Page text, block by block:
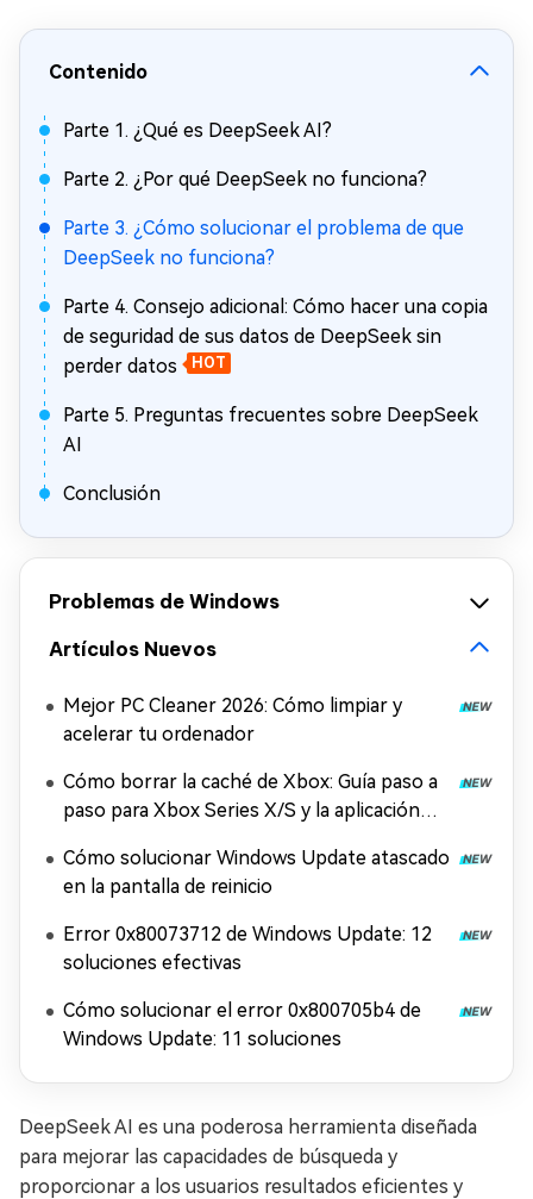
Contenido
Parte 1. ¿Qué es DeepSeek AI?
Parte 2. ¿Por qué DeepSeek no funciona?
Parte 3. ¿Cómo solucionar el problema de que
DeepSeek no funciona?
Parte 4. Consejo adicional: Cómo hacer una copia
de seguridad de sus datos de DeepSeek sin
perder datos
HOT
Parte 5. Preguntas frecuentes sobre DeepSeek
AI
Conclusión
Problemas de Windows
Artículos Nuevos
Mejor PC Cleaner 2026: Cómo limpiar y
acelerar tu ordenador
Cómo borrar la caché de Xbox: Guía paso a
paso para Xbox Series X/S y la aplicación
Cómo solucionar Windows Update atascado
en la pantalla de reinicio
Error 0x80073712 de Windows Update: 12
soluciones efectivas
Cómo solucionar el error 0x800705b4 de
Windows Update: 11 soluciones
DeepSeek AI es una poderosa herramienta diseñada
para mejorar las capacidades de búsqueda y
proporcionar a los usuarios resultados eficientes y